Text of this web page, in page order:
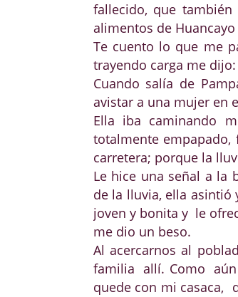
fallecido, que
alimentos de
Te cuento lo que me
trayendo carga me dijo:
Cuando salía de
avistar a una mujer en
Ella iba caminando
totalmente empapado,
carretera; porque la
Le hice una señal a la
de la lluvia, ella asintió
joven y bonita y le
me dio un beso.
Al acercarnos al
familia allí. Como aún
quede con mi casaca,